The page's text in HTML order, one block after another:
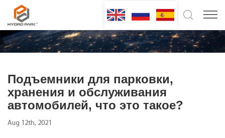
Подъемники для парковки,
хранения и обслуживания
автомобилей, что это такое?
Aug 12th, 2021